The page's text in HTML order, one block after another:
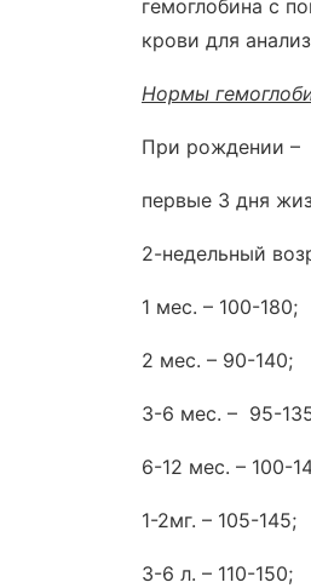
гемоглобина с
крови для
Нормы
При рождении –
первые 3 дня
2-недельный
1 мес. – 100-180;
2 мес. – 90-140;
3-6 мес. – 95-
6-12 мес. – 100-
1-2мг. – 105-145;
3-6 л. – 110-150;